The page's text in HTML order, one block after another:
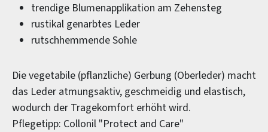
trendige Blumenapplikation am Zehensteg
rustikal genarbtes Leder
rutschhemmende Sohle
Die vegetabile (pflanzliche) Gerbung (Oberleder) macht
das Leder atmungsaktiv, geschmeidig und elastisch,
wodurch der Tragekomfort erhöht wird.
Pflegetipp: Collonil "Protect and Care"